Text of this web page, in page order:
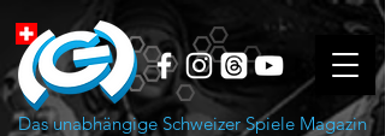
Das unabhängige Schweizer Spiele Magazin